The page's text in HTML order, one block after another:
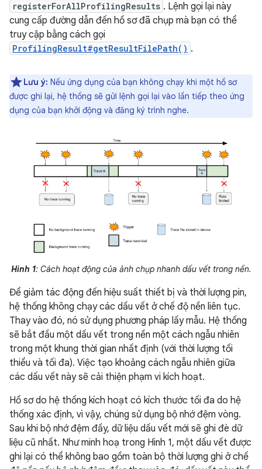
registerForAllProfilingResults . Lệnh gọi lại này
cung cấp đường dẫn đến hồ sơ đã chụp mà bạn có thể
truy cập bằng cách gọi
ProfilingResult#getResultFilePath() .
Lưu ý: Nếu ứng dụng của bạn không chạy khi một hồ sơ
được ghi lại, hệ thống sẽ gửi lệnh gọi lại vào lần tiếp theo ứng
dụng của bạn khởi động và đăng ký trình nghe.
Hình 1: Cách hoạt động của ảnh chụp nhanh dấu vết trong nền.
Để giảm tác động đến hiệu suất thiết bị và thời lượng pin,
hệ thống không chạy các dấu vết ở chế độ nền liên tục.
Thay vào đó, nó sử dụng phương pháp lấy mẫu. Hệ thống
sẽ bắt đầu một dấu vết trong nền một cách ngẫu nhiên
trong một khung thời gian nhất định (với thời lượng tối
thiểu và tối đa). Việc tạo khoảng cách ngẫu nhiên giữa
các dấu vết này sẽ cải thiện phạm vi kích hoạt.
Hồ sơ do hệ thống kích hoạt có kích thước tối đa do hệ
thống xác định, vì vậy, chúng sử dụng bộ nhớ đệm vòng.
Sau khi bộ nhớ đệm đầy, dữ liệu dấu vết mới sẽ ghi đè dữ
liệu cũ nhất. Như minh hoạ trong Hình 1, một dấu vết được
ghi lại có thể không bao gồm toàn bộ thời lượng ghi ở chế